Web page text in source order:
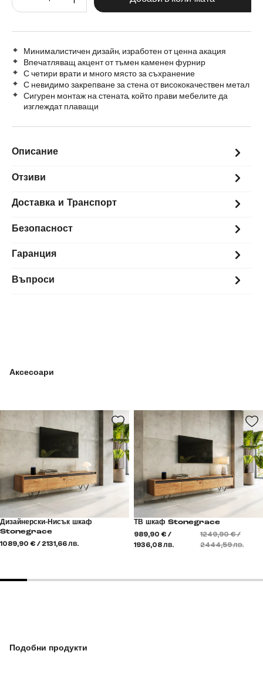
2 врати, 2 чекмеджета, 1 отделение
2 врати, 2 чекмеджета, 1 отделение в средата
2 отделения, 4 чекмеджета 3 врати
Минималистичен дизайн, изработен от ценна акация
Впечатляващ акцент от тъмен каменен фурнир
С четири врати и много място за съхранение
С невидимо закрепване за стена от висококачествен метал
Сигурен монтаж на стената, който прави мебелите да
изглеждат плаващи
Описание
Отзиви
Доставка и Транспорт
Безопасност
Гаранция
Въпроси
Подобни продукти
Аксесоари
Дизайнерски-Нисък шкаф
Stonegrace
1089,90 € / 2131,66 лв.
ТВ шкаф Stonegrace
989,90 € /
1936,08 лв.
1249,90 € /
2444,59 лв.